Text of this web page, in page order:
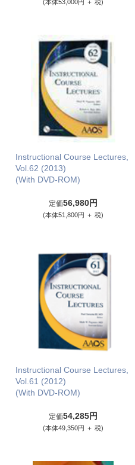
(本体53,000円 ＋ 税)
Instructional Course Lectures,
Vol.62 (2013)
(With DVD-ROM)
定価56,980円
(本体51,800円 ＋ 税)
Instructional Course Lectures,
Vol.61 (2012)
(With DVD-ROM)
定価54,285円
(本体49,350円 ＋ 税)